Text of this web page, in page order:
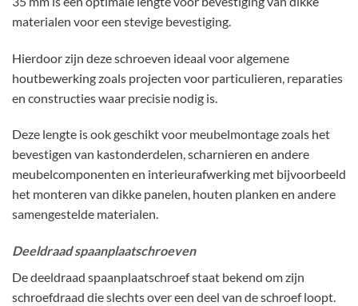
materialen voor een stevige bevestiging.
Hierdoor zijn deze schroeven ideaal voor algemene
houtbewerking zoals projecten voor particulieren, reparaties
en constructies waar precisie nodig is.
Deze lengte is ook geschikt voor meubelmontage zoals het
bevestigen van kastonderdelen, scharnieren en andere
meubelcomponenten en interieurafwerking met bijvoorbeeld
het monteren van dikke panelen, houten planken en andere
samengestelde materialen.
Deeldraad spaanplaatschroeven
De deeldraad spaanplaatschroef staat bekend om zijn
schroefdraad die slechts over een deel van de schroef loopt.